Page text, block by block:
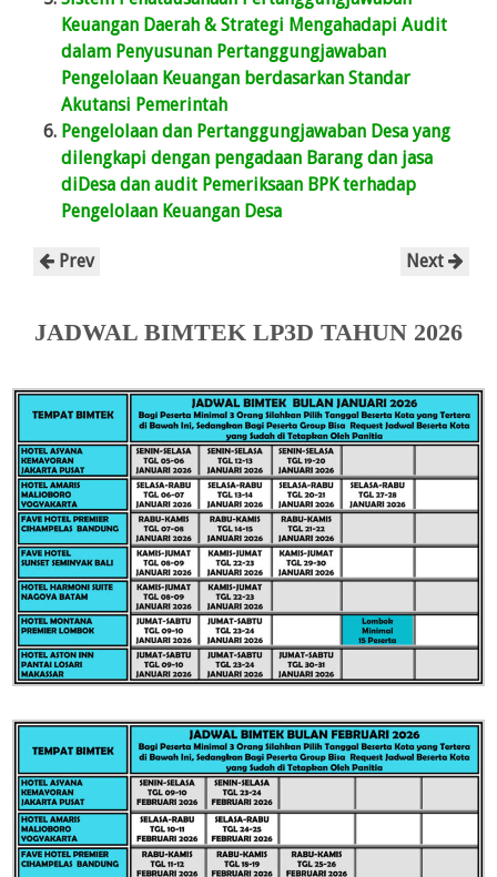
Keuangan Daerah & Strategi Mengahadapi Audit
dalam Penyusunan Pertanggungjawaban
Pengelolaan Keuangan berdasarkan Standar
Akutansi Pemerintah
Pengelolaan dan Pertanggungjawaban Desa yang
dilengkapi dengan pengadaan Barang dan jasa
diDesa dan audit Pemeriksaan BPK terhadap
Pengelolaan Keuangan Desa
Next
Prev
JADWAL BIMTEK LP3D TAHUN 2026